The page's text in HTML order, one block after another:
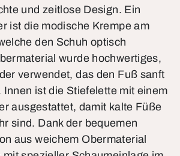
und zeitlose Design. Ein
ist die modische Krempe am
den Schuh optisch
wurde hochwertiges,
verwendet, das den Fuß sanft
Innen ist die Stiefelette mit einem
ausgestattet, damit kalte Füße
sind. Dank der bequemen
aus weichem Obermaterial